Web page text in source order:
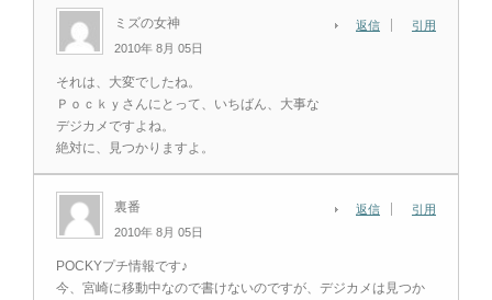
ミズの女神
2010年 8月 05日
返信 引用
それは、大変でしたね。
Ｐｏｃｋｙさんにとって、いちばん、大事な
デジカメですよね。
絶対に、見つかりますよ。
裏番
2010年 8月 05日
返信 引用
POCKYプチ情報です♪
今、宮崎に移動中なので書けないのですが、デジカメは見つか